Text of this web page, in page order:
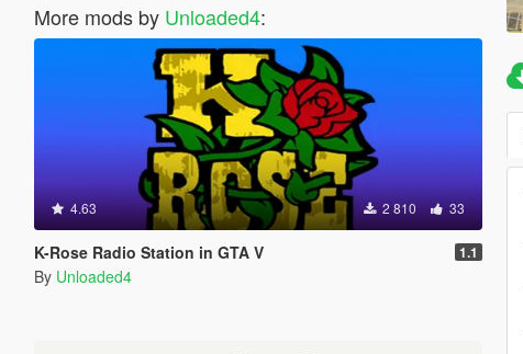
More mods by Unloaded4:
4.63 2 810 33
K-Rose Radio Station in GTA V 1.1
By Unloaded4